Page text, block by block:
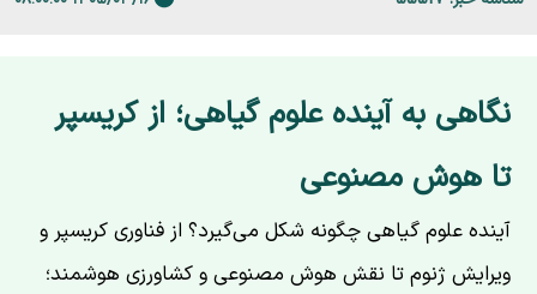
نگاهی به آینده علوم گیاهی؛ از کریسپر
تا هوش مصنوعی
آینده علوم گیاهی چگونه شکل می‌گیرد؟ از فناوری کریسپر و
ویرایش ژنوم تا نقش هوش مصنوعی و کشاورزی هوشمند؛